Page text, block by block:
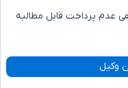
عدم پرداخت قابل مطالبه
وکیل